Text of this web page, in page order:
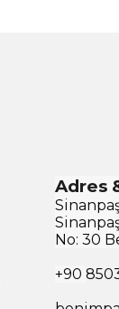
Adres
No: 30
+90